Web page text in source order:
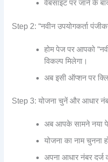
वेबसाइट पर जाने के
Step 2: “नवीन उपयोगकर्ता
होम पेज पर आपको
विकल्प मिलेगा।
अब इसी ऑप्शन पर
Step 3: योजना चुनें और आधार
अब आपके सामने नया
योजना का नाम चुनना
अपना आधार नंबर दर्ज